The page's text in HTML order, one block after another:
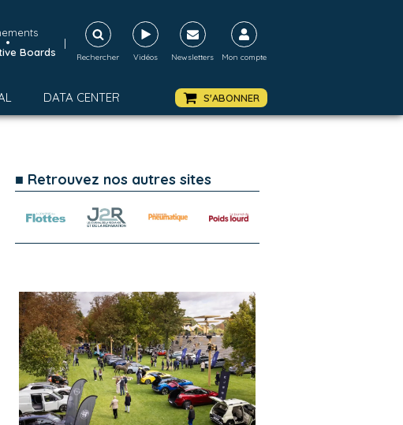
•
Boards
|
Rechercher Vidéos Newsletters Mon compte
DATA CENTER S'ABONNER
■ Retrouvez nos autres sites